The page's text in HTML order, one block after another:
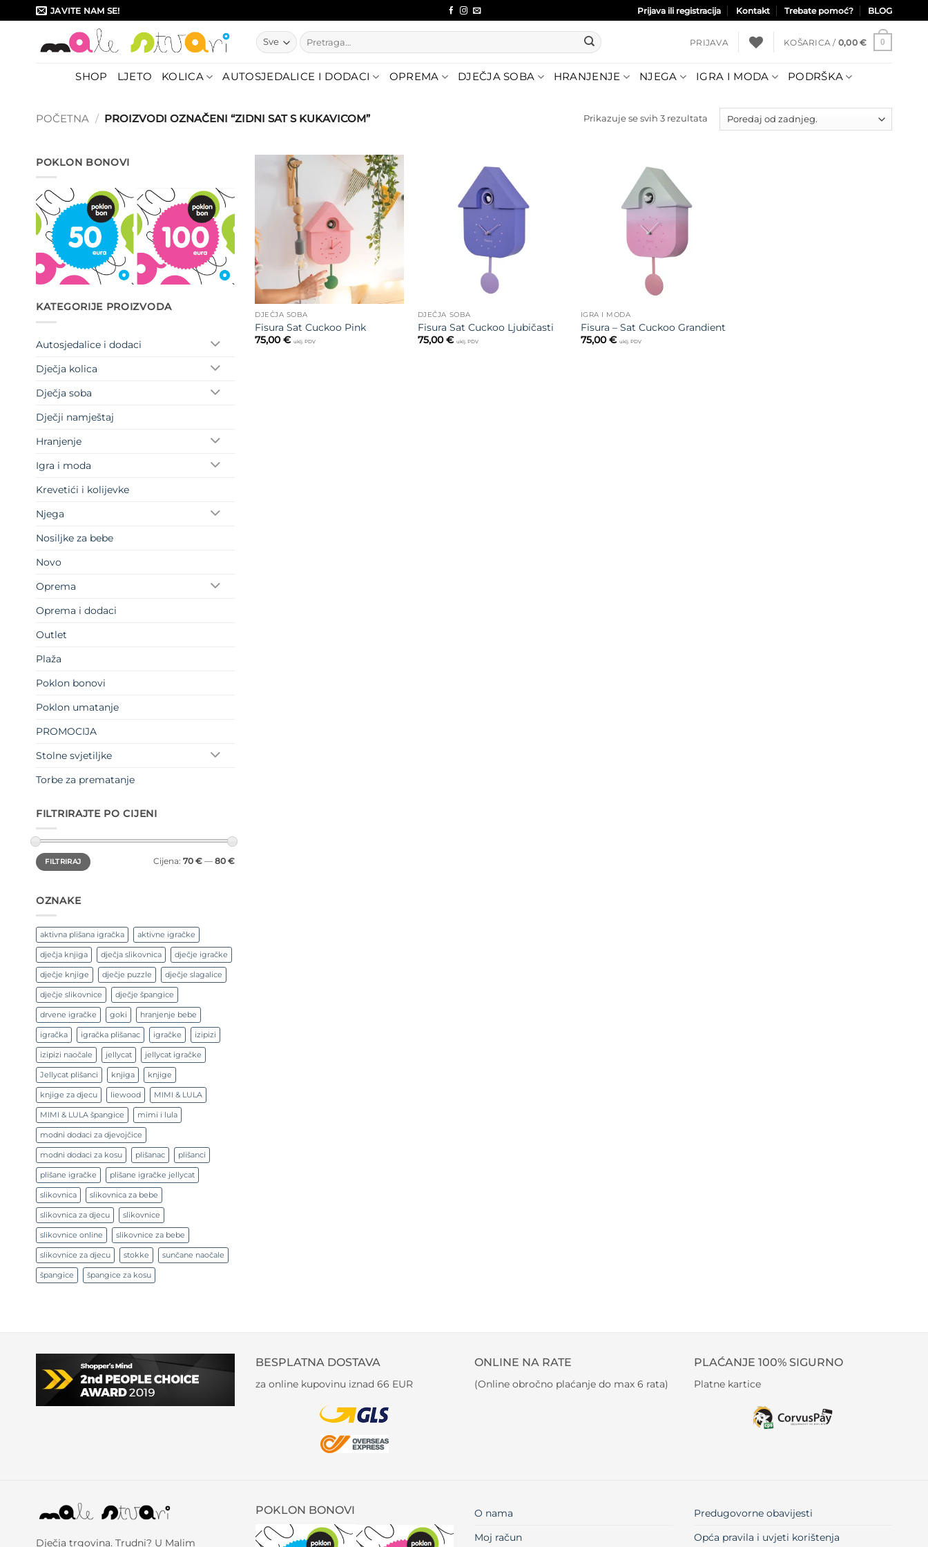
to
JAVITE NAM SE! Prijava ili registracija Kontakt Trebate pomoć? BLOG
Pretraži:
PRIJAVA KOŠARICA / 0,00 € 0
SHOP LJETO KOLICA AUTOSJEDALICE I DODACI OPREMA DJEČJA SOBA HRANJENJE NJEGA IGRA I MODA PODRŠKA
POČETNA / PROIZVODI OZNAČENI “ZIDNI SAT S KUKAVICOM” Prikazuje se svih 3 rezultata Poredano
POKLON BONOVI
KATEGORIJE PROIZVODA
Autosjedalice i dodaci
Dječja kolica
Dječja soba
Dječji namještaj
Hranjenje
Igra i moda
Krevetići i kolijevke
Njega
Nosiljke za bebe
Novo
Oprema
Oprema i dodaci
Outlet
Plaža
Poklon bonovi
Poklon umatanje
PROMOCIJA
Stolne svjetiljke
Torbe za prematanje
FILTRIRAJTE PO CIJENI
Min
cijena
Maks
cijenaFILTRIRAJ Cijena: 70 €— 80 €
OZNAKE
aktivna plišana igračka aktivne igračke
dječja knjiga dječja slikovnica dječje igračke
dječje knjige dječje puzzle dječje slagalice
dječje slikovnice dječje špangice
drvene igračke goki hranjenje bebe
igračka igračka plišanac igračke izipizi
izipizi naočale jellycat jellycat igračke
Jellycat plišanci knjiga knjige
knjige za djecu liewood MIMI & LULA
MIMI & LULA špangice mimi i lula
modni dodaci za djevojčice
modni dodaci za kosu plišanac plišanci
plišane igračke plišane igračke jellycat
slikovnica slikovnica za bebe
slikovnica za djecu slikovnice
slikovnice online slikovnice za bebe
slikovnice za djecu stokke sunčane naočale
špangice špangice za kosu
Dodajte
na listu
želja
DJEČJA SOBA
Fisura Sat Cuckoo Pink
75,00€ uklj. PDV
DJEČJA SOBA
Fisura Sat Cuckoo Ljubičasti
75,00€ uklj. PDV
IGRA I MODA
Fisura – Sat Cuckoo Grandient
75,00€ uklj. PDV
BESPLATNA DOSTAVA
za online kupovinu iznad 66 EUR
ONLINE NA RATE
(Online obročno plaćanje do max 6 rata)
PLAĆANJE 100% SIGURNO
Platne kartice
Dječja trgovina. Trudni? U Malim
POKLON BONOVI
O nama
Moj račun
Predugovorne obavijesti
Opća pravila i uvjeti korištenja